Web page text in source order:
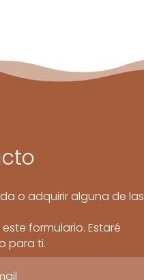
o adquirir alguna de las
formulario. Estaré
para ti.